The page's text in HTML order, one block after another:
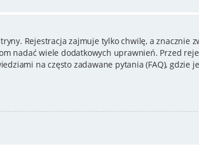
Rejestracja zajmuje tylko chwilę, a znacznie
nadać wiele dodatkowych uprawnień. Przed
na często zadawane pytania (FAQ), gdzie